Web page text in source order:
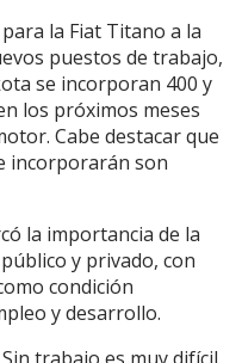
la Fiat Titano a la
puestos de trabajo,
se incorporan 400 y
los próximos meses
Cabe destacar que
incorporarán son
la importancia de la
y privado, con
condición
y desarrollo.